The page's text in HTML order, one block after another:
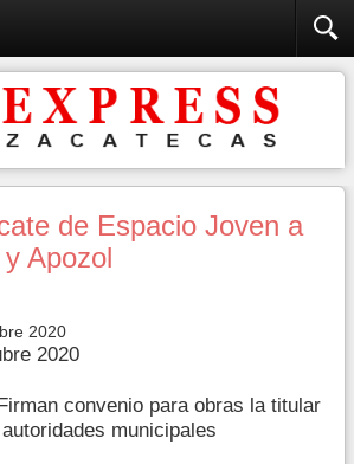
de Espacio Joven a
Apozol
2020
2020
convenio para obras la titular
municipales